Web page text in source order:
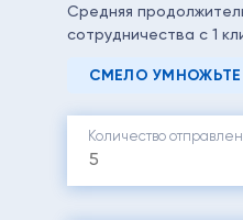
Средняя
сотрудничества с 1
СМЕЛО
Количество